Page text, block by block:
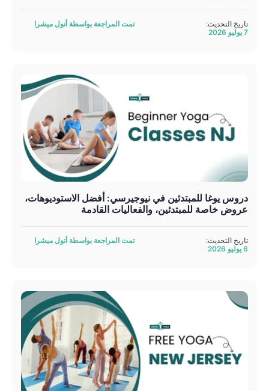
تاريخ التحديث:
7 يوليو 2026
تمت المراجعة بواسطة أتول ميشرا
دروس يوغا للمبتدئين في نيوجيرسي: أفضل الاستوديوهات،
عروض خاصة للمبتدئين، والفعاليات القادمة
تاريخ التحديث:
6 يوليو 2026
تمت المراجعة بواسطة أتول ميشرا